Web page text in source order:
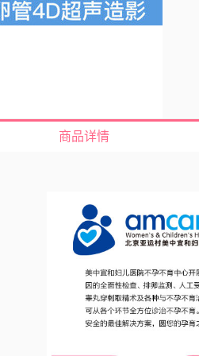
商品详情